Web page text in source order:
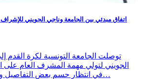
اتفاق مبدئي بين الجامعة وناجي الجويني للإشراف
توصلت الجامعة التونسية لكرة القدم
الجويني لتولي مهمة المشرف العام على
في انتظار حسم بعض التفاصيل واستكمال الاتفاق بشكل…